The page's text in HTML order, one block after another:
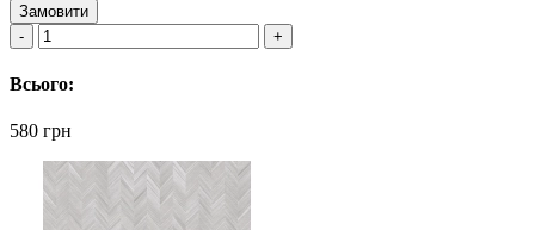
Замовити
Всього:
580 грн